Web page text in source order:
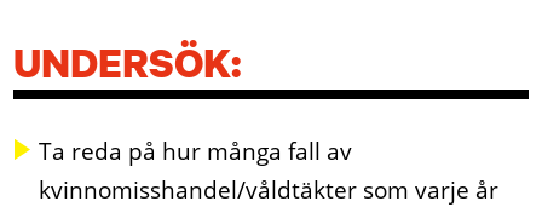
UNDERSÖK:
Ta reda på hur många fall av
kvinnomisshandel/våldtäkter som varje år